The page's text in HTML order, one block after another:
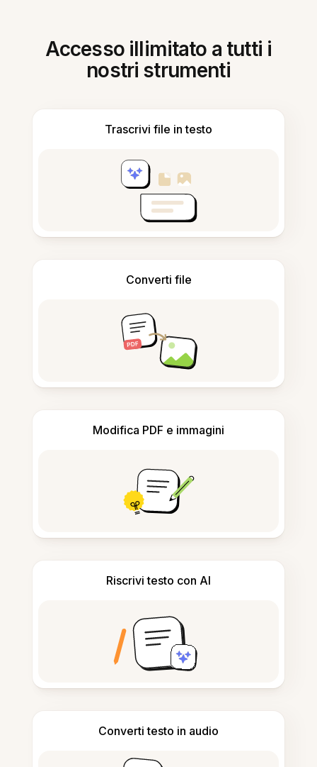
Accesso illimitato a tutti i
nostri strumenti
Trascrivi file in testo
Converti file
Modifica PDF e immagini
Riscrivi testo con AI
Converti testo in audio